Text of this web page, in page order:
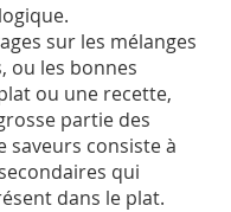
sur les mélanges
ou les bonnes
ou une recette,
partie des
saveurs consiste à
qui
dans le plat.